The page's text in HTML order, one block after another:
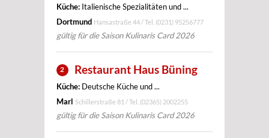
Küche: Italienische Spezialitäten und ...
Dortmund Hansastraße 44 / Tel. (0231) 95256777
gültig für die Saison Kulinaris Card 2026
2 Restaurant Haus Büning
Küche: Deutsche Küche und ...
Marl Schillerstraße 81 / Tel. (02365) 2002255
gültig für die Saison Kulinaris Card 2026